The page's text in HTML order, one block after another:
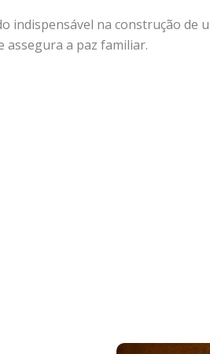
indispensável na construção de
assegura a paz familiar.